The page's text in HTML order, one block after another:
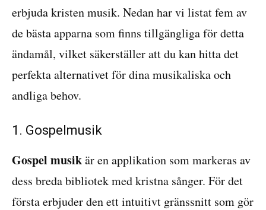
erbjuda kristen musik. Nedan har vi listat fem av
de bästa apparna som finns tillgängliga för detta
ändamål, vilket säkerställer att du kan hitta det
perfekta alternativet för dina musikaliska och
andliga behov.
1. Gospelmusik
Gospel musikär en applikation som markeras av
dess breda bibliotek med kristna sånger. För det
första erbjuder den ett intuitivt gränssnitt som gör